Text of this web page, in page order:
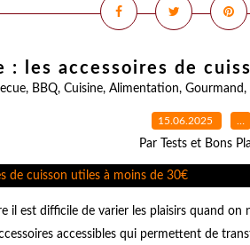
: les accessoires de
, BBQ, Cuisine, Alimentation, Gourmand,
15.06.2025 …
Par Tests et Bons
il est difficile de varier les plaisirs quand
accessibles qui permettent de